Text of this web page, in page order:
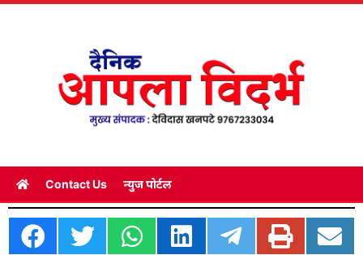
Contact Us न्युज पोर्टल